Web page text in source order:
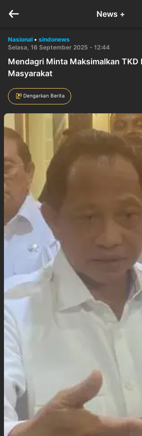
News +
Nasional • sindonews
Selasa, 16 September 2025 - 12:44
Mendagri Minta Maksimalkan TKD
Masyarakat
Dengarkan Berita